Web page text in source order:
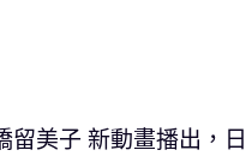
留美子 新動畫播出，